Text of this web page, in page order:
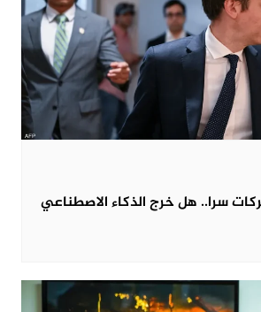
سرا.. هل خرج الذكاء الاصطناعي